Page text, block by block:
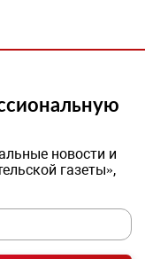
новости и
газеты»,